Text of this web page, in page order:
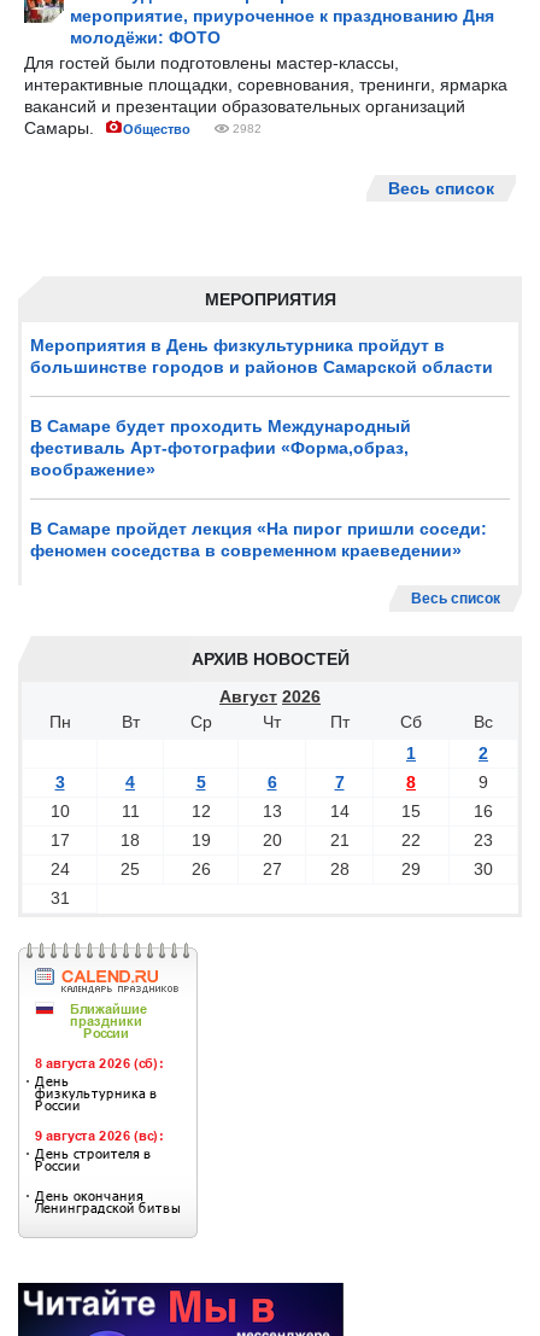
МЕРОПРИЯТИЯ
Мероприятия в День физкультурника пройдут в
большинстве городов и районов Самарской области
В Самаре будет проходить Международный
фестиваль Арт-фотографии «Форма,образ,
воображение»
В Самаре пройдет лекция «На пирог пришли соседи:
феномен соседства в современном краеведении»
Весь список
АРХИВ НОВОСТЕЙ
Август 2026
Пн
Вт Ср Чт Пт Сб
Вс
1
2
3
4 5 6 7 8
9
10
11 12 13 14 15
16
17
18 19 20 21 22
23
24
25 26 27 28 29
30
31
мероприятие, приуроченное к празднованию Дня
молодёжи: ФОТО
Для гостей были подготовлены мастер-классы,
интерактивные площадки, соревнования, тренинги, ярмарка
вакансий и презентации образовательных организаций
Самары.
Общество 2982
Весь список